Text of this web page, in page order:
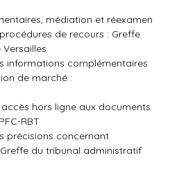
médiation et réexamen
de recours : Greffe
informations complémentaires
de marché :
hors ligne aux documents
RBT
précisions concernant
du tribunal administratif